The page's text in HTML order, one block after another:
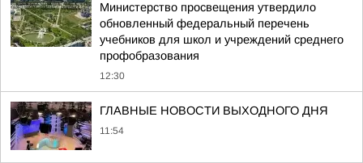
Министерство просвещения утвердило
обновленный федеральный перечень
учебников для школ и учреждений среднего
профобразования
12:30
ГЛАВНЫЕ НОВОСТИ ВЫХОДНОГО ДНЯ
11:54